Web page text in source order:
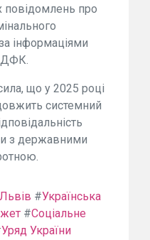
повідомлень про
інформаціями
ДФК.
що у 2025 році
системний
з державними
Львів #Українська
#Соціальне
Уряд України